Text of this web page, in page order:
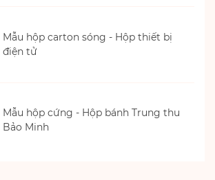
Mẫu hộp carton sóng - Hộp thiết bị
điện tử
Mẫu hộp cứng - Hộp bánh Trung thu
Bảo Minh